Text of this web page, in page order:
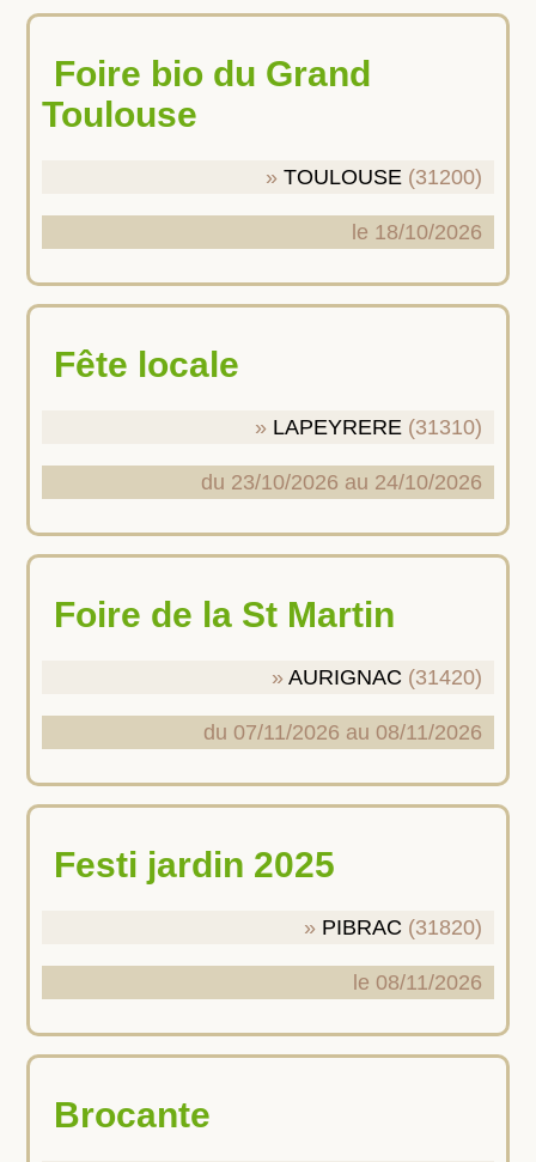
Foire bio du Grand
Toulouse
TOULOUSE (31200)
le 18/10/2026
Fête locale
LAPEYRERE (31310)
du 23/10/2026 au 24/10/2026
Foire de la St Martin
AURIGNAC (31420)
du 07/11/2026 au 08/11/2026
Festi jardin 2025
PIBRAC (31820)
le 08/11/2026
Brocante